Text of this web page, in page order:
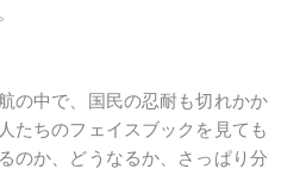
の中で、国民の忍耐も切れかか
たちのフェイスブックを見ても
のか、どうなるか、さっぱり分